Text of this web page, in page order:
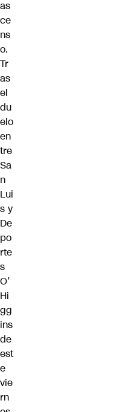
as
ce
ns
o.
Tr
as
el
du
elo
en
tre
Sa
n
Lui
s y
De
po
rte
s
O’
Hi
gg
ins
de
est
e
vie
rn